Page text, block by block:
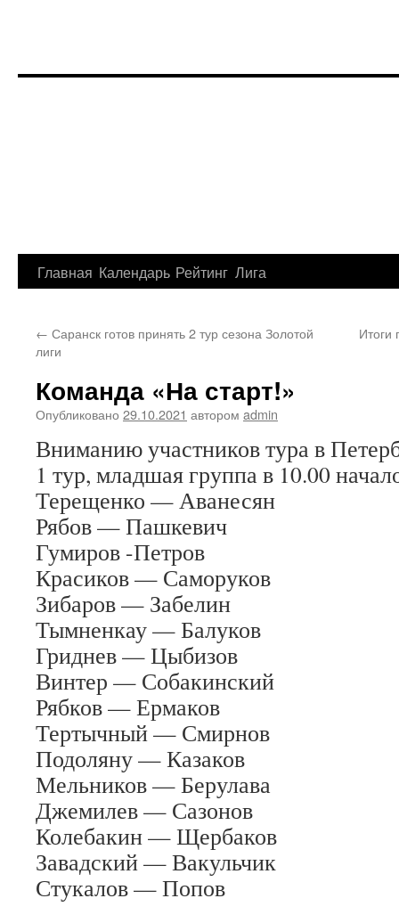
Перейти
содержимому
Главная Календарь Рейтинг Лига
← Саранск готов принять 2 тур сезона Золотой
лиги
Итоги
Команда «На старт!»
Опубликовано 29.10.2021 автором admin
Вниманию участников тура в
1 тур, младшая группа в 10.00
Терещенко — Аванесян
Рябов — Пашкевич
Гумиров -Петров
Красиков — Саморуков
Зибаров — Забелин
Тымненкау — Балуков
Гриднев — Цыбизов
Винтер — Собакинский
Рябков — Ермаков
Тертычный — Смирнов
Подоляну — Казаков
Мельников — Берулава
Джемилев — Сазонов
Колебакин — Щербаков
Завадский — Вакульчик
Стукалов — Попов